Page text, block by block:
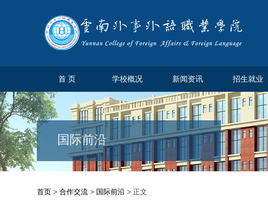
首 页 学校概况 新闻资讯 招生就业
国际前沿
首页 > 合作交流 > 国际前沿 > 正文